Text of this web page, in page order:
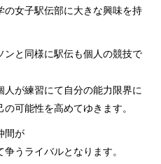
の女子駅伝部に大きな興味を持
ンと同様に駅伝も個人の競技で
が練習にて自分の能力限界に
可能性を高めてゆきます。
間が
うライバルとなります。